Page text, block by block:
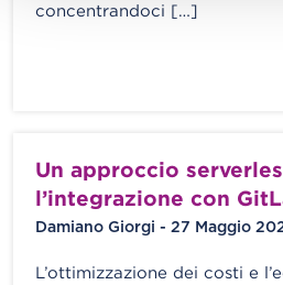
concentrandoci […]
Un approccio
l’integrazione con
Damiano Giorgi - 27 Maggio
L’ottimizzazione dei costi e